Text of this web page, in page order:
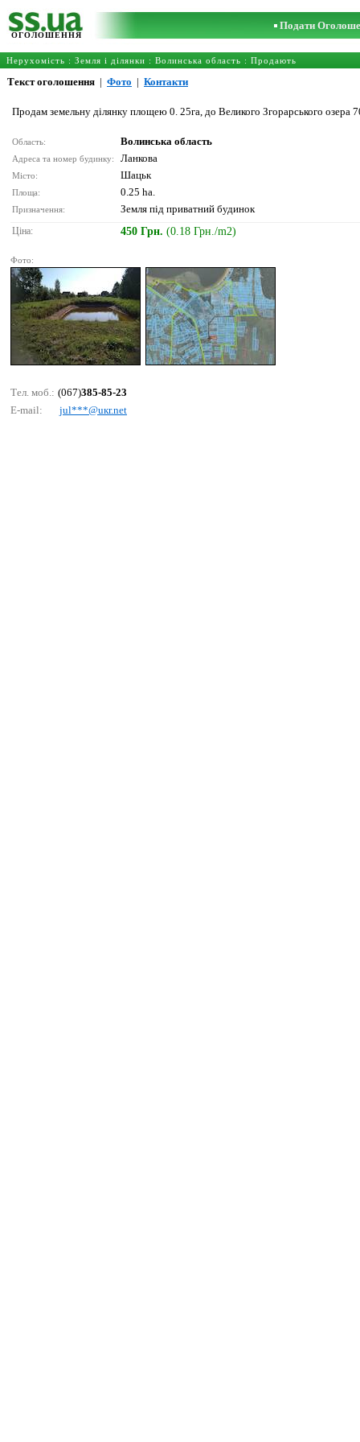
ОГОЛОШЕННЯ
Подати
Нерухомість : Земля і ділянки : Волинська область : Продають
Текст оголошення | Фото | Контакти
Продам земельну ділянку площею 0. 25га, до Великого Згорарського озера
Область: Волинська область
Адреса та номер будинку: Ланкова
Місто: Шацьк
Площа: 0.25 ha.
Призначення: Земля під приватний будинок
Ціна: 450 Грн. (0.18 Грн./m2)
Фото:
Тел. моб.: (067)385-85-23
E-mail:
jul***@uкr.nеt